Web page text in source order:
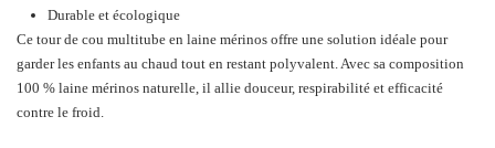
Durable et écologique
Ce tour de cou multitube en laine mérinos offre une solution idéale pour
garder les enfants au chaud tout en restant polyvalent. Avec sa composition
100 % laine mérinos naturelle, il allie douceur, respirabilité et efficacité
contre le froid.